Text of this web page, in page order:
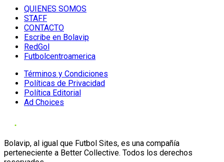
QUIENES SOMOS
STAFF
CONTACTO
Escribe en Bolavip
RedGol
Futbolcentroamerica
Términos y Condiciones
Políticas de Privacidad
Política Editorial
Ad Choices
Bolavip, al igual que Futbol Sites, es una compañía
perteneciente a Better Collective. Todos los derechos